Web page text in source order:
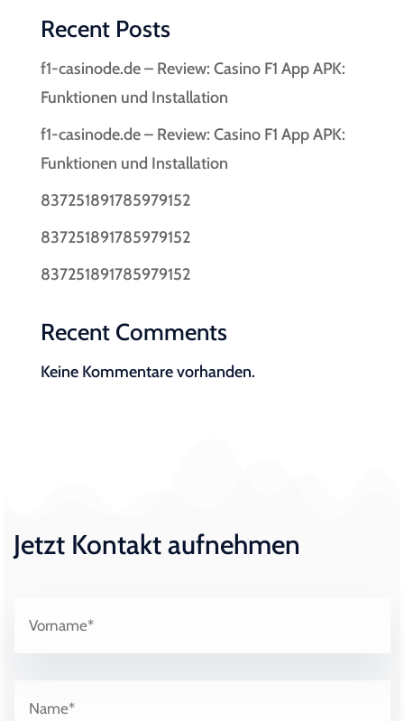
Recent Posts
f1-casinode.de – Review: Casino F1 App APK:
Funktionen und Installation
f1-casinode.de – Review: Casino F1 App APK:
Funktionen und Installation
837251891785979152
837251891785979152
837251891785979152
Recent Comments
Keine Kommentare vorhanden.
Jetzt Kontakt aufnehmen